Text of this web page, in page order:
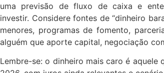
uma previsão de fluxo de caixa e
investir. Considere fontes de “dinheiro
menores, programas de fomento,
alguém que aporte capital, negociação
Lembre-se: o dinheiro mais caro é aquele